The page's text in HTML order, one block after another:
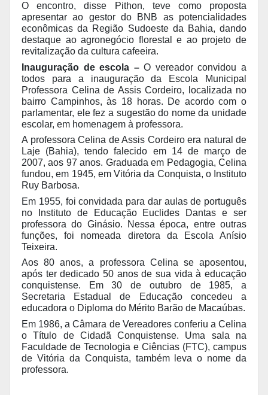
O encontro, disse Pithon, teve como proposta
apresentar ao gestor do BNB as potencialidades
econômicas da Região Sudoeste da Bahia, dando
destaque ao agronegócio florestal e ao projeto de
revitalização da cultura cafeeira.
Inauguração de escola –O vereador convidou a
todos para a inauguração da Escola Municipal
Professora Celina de Assis Cordeiro, localizada no
bairro Campinhos, às 18 horas. De acordo com o
parlamentar, ele fez a sugestão do nome da unidade
escolar, em homenagem à professora.
A professora Celina de Assis Cordeiro era natural de
Laje (Bahia), tendo falecido em 14 de março de
2007, aos 97 anos. Graduada em Pedagogia, Celina
fundou, em 1945, em Vitória da Conquista, o Instituto
Ruy Barbosa.
Em 1955, foi convidada para dar aulas de português
no Instituto de Educação Euclides Dantas e ser
professora do Ginásio. Nessa época, entre outras
funções, foi nomeada diretora da Escola Anísio
Teixeira.
Aos 80 anos, a professora Celina se aposentou,
após ter dedicado 50 anos de sua vida à educação
conquistense. Em 30 de outubro de 1985, a
Secretaria Estadual de Educação concedeu a
educadora o Diploma do Mérito Barão de Macaúbas.
Em 1986, a Câmara de Vereadores conferiu a Celina
o Título de Cidadã Conquistense. Uma sala na
Faculdade de Tecnologia e Ciências (FTC), campus
de Vitória da Conquista, também leva o nome da
professora.